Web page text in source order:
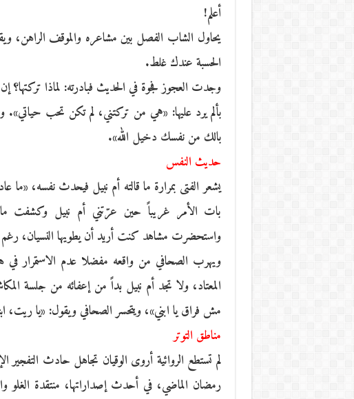
أعلم!
يحاول الشاب الفصل بين مشاعره والموقف
الحسبة عندك غلط.
وجدت العجوز فجوة في الحديث فبادرته: لماذا
بألم يرد عليها: «هي من تركتني، لم تكن تحب
بالك من نفسك دخيل الله».
حديث النفس
يشعر الفتى بمرارة ما قالته أم نبيل فيحدث نفسه،
بات الأمر غريباً حين عرّتني أم نبيل وكشفت
واستحضرت مشاهد كنت أريد أن يطويها النسيان، رغم
ويهرب الصحافي من واقعه مفضلا عدم الاستمرار
المعتاد، ولا تجد أم نبيل بداً من إعفائه من جلسة
مش فراق يا ابني»، ويتحسر الصحافي ويقول: «يا ريت،
مناطق التوتر
لم تستطع الروائية أروى الوقيان تجاهل حادث
رمضان الماضي، في أحدث إصداراتها، منتقدة الغلو